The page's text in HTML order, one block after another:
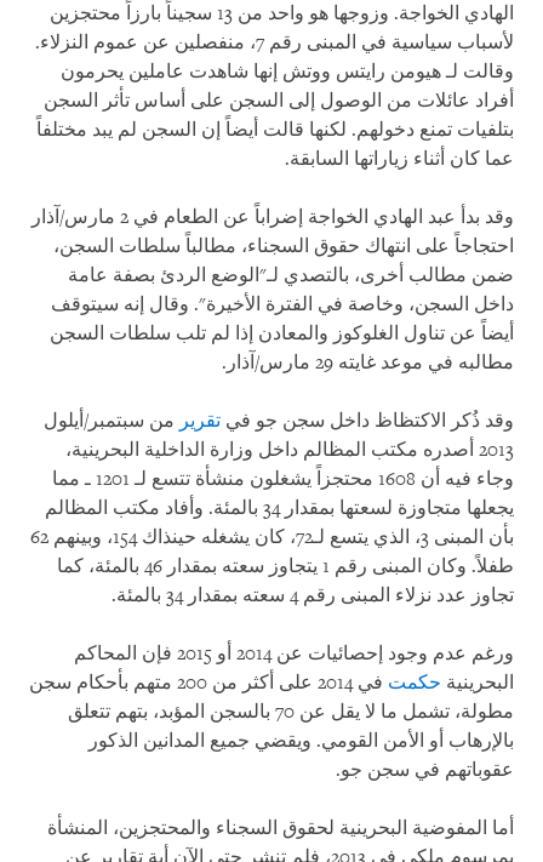
الهادي الخواجة. وزوجها هو واحد من 13 سجيناً بارزاً محتجزين
لأسباب سياسية في المبنى رقم 7، منفصلين عن عموم النزلاء.
وقالت لـ هيومن رايتس ووتش إنها شاهدت عاملين يحرمون
أفراد عائلات من الوصول إلى السجن على أساس تأثر السجن
بتلفيات تمنع دخولهم. لكنها قالت أيضاً إن السجن لم يبد مختلفاً
عما كان أثناء زياراتها السابقة.
وقد بدأ عبد الهادي الخواجة إضراباً عن الطعام في 2 مارس/آذار
احتجاجاً على انتهاك حقوق السجناء، مطالباً سلطات السجن،
ضمن مطالب أخرى، بالتصدي لـ"الوضع الردئ بصفة عامة
داخل السجن، وخاصة في الفترة الأخيرة". وقال إنه سيتوقف
أيضاً عن تناول الغلوكوز والمعادن إذا لم تلب سلطات السجن
مطالبه في موعد غايته 29 مارس/آذار.
وقد ذُكر الاكتظاظ داخل سجن جو في تقرير من سبتمبر/أيلول
2013 أصدره مكتب المظالم داخل وزارة الداخلية البحرينية،
وجاء فيه أن 1608 محتجزاً يشغلون منشأة تتسع لـ 1201 ـ مما
يجعلها متجاوزة لسعتها بمقدار 34 بالمئة. وأفاد مكتب المظالم
بأن المبنى 3، الذي يتسع لـ72، كان يشغله حينذاك 154، وبينهم 62
طفلاً. وكان المبنى رقم 1 يتجاوز سعته بمقدار 46 بالمئة، كما
تجاوز عدد نزلاء المبنى رقم 4 سعته بمقدار 34 بالمئة.
ورغم عدم وجود إحصائيات عن 2014 أو 2015 فإن المحاكم
البحرينية حكمت
في 2014 على أكثر من 200 متهم بأحكام سجن
مطولة، تشمل ما لا يقل عن 70 بالسجن المؤبد، بتهم تتعلق
بالإرهاب أو الأمن القومي. ويقضي جميع المدانين الذكور
عقوباتهم في سجن جو.
أما المفوضية البحرينية لحقوق السجناء والمحتجزين، المنشأة